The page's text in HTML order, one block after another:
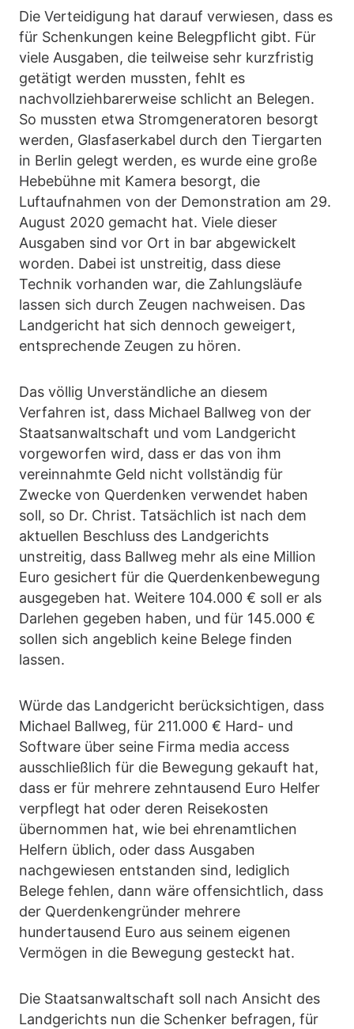
Die Verteidigung hat darauf verwiesen, dass es
für Schenkungen keine Belegpflicht gibt. Für
viele Ausgaben, die teilweise sehr kurzfristig
getätigt werden mussten, fehlt es
nachvollziehbarerweise schlicht an Belegen.
So mussten etwa Stromgeneratoren besorgt
werden, Glasfaserkabel durch den Tiergarten
in Berlin gelegt werden, es wurde eine große
Hebebühne mit Kamera besorgt, die
Luftaufnahmen von der Demonstration am 29.
August 2020 gemacht hat. Viele dieser
Ausgaben sind vor Ort in bar abgewickelt
worden. Dabei ist unstreitig, dass diese
Technik vorhanden war, die Zahlungsläufe
lassen sich durch Zeugen nachweisen. Das
Landgericht hat sich dennoch geweigert,
entsprechende Zeugen zu hören.
Das völlig Unverständliche an diesem
Verfahren ist, dass Michael Ballweg von der
Staatsanwaltschaft und vom Landgericht
vorgeworfen wird, dass er das von ihm
vereinnahmte Geld nicht vollständig für
Zwecke von Querdenken verwendet haben
soll, so Dr. Christ. Tatsächlich ist nach dem
aktuellen Beschluss des Landgerichts
unstreitig, dass Ballweg mehr als eine Million
Euro gesichert für die Querdenkenbewegung
ausgegeben hat. Weitere 104.000 € soll er als
Darlehen gegeben haben, und für 145.000 €
sollen sich angeblich keine Belege finden
lassen.
Würde das Landgericht berücksichtigen, dass
Michael Ballweg, für 211.000 € Hard- und
Software über seine Firma media access
ausschließlich für die Bewegung gekauft hat,
dass er für mehrere zehntausend Euro Helfer
verpflegt hat oder deren Reisekosten
übernommen hat, wie bei ehrenamtlichen
Helfern üblich, oder dass Ausgaben
nachgewiesen entstanden sind, lediglich
Belege fehlen, dann wäre offensichtlich, dass
der Querdenkengründer mehrere
hundertausend Euro aus seinem eigenen
Vermögen in die Bewegung gesteckt hat.
Die Staatsanwaltschaft soll nach Ansicht des
Landgerichts nun die Schenker befragen, für